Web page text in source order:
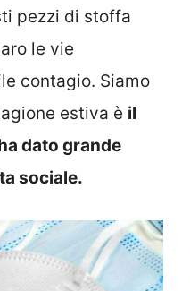
pezzi di stoffa
le vie
contagio. Siamo
estiva è il
dato grande
sociale.